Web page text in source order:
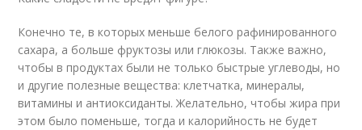
Конечно те, в которых меньше белого рафинированного
сахара, а больше фруктозы или глюкозы. Также важно,
чтобы в продуктах были не только быстрые углеводы, но
и другие полезные вещества: клетчатка, минералы,
витамины и антиоксиданты. Желательно, чтобы жира при
этом было поменьше, тогда и калорийность не будет